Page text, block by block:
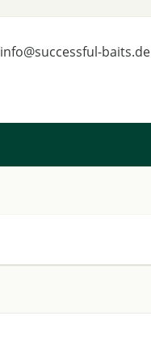
info@successful-baits.de